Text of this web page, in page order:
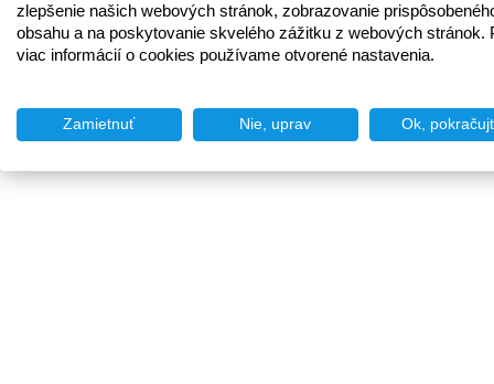
zlepšenie našich webových stránok, zobrazovanie
obsahu a na poskytovanie skvelého zážitku z webových stránok.
viac informácií o cookies používame otvorené nastavenia.
Zamietnuť Nie, uprav Ok,